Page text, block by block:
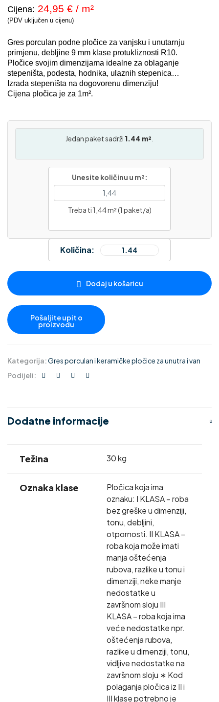
Cijena: 24,95 € / m²
(PDV uključen u cijenu)
Gres porculan podne pločice za vanjsku i unutarnju
primjenu, debljine 9 mm klase protukliznosti R10.
Pločice svojim dimenzijama idealne za oblaganje
stepeništa, podesta, hodnika, ulaznih stepenica…
Izrada stepeništa na dogovorenu dimenziju!
Cijena pločica je za 1m².
Jedan paket sadrži 1.44 m²
Unesite količinu u m²:
Treba ti 1,44 m² (1 paket/a)
Količina:
Dodaj u košaricu
Kategorija:Gres porculan i keramičke pločice za unutra i van
Podijeli:
Dodatne informacije
Težina 30 kg
Oznaka klase
Pločica koja ima
oznaku: I KLASA – roba
bez greške u dimenziji,
tonu, debljini,
otpornosti. II KLASA –
roba koja može imati
manja oštećenja
rubova, razlike u tonu i
dimenziji, neke manje
nedostatke u
završnom sloju III
KLASA – roba koja ima
veće nedostatke npr.
oštećenja rubova,
razlike u dimenziji, tonu,
vidljive nedostatke na
završnom sloju ∗ Kod
polaganja pločica iz II i
III klase potrebno je